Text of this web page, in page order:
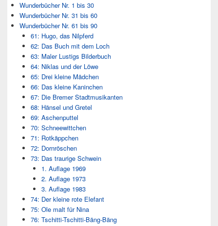
Wunderbücher Nr. 1 bis 30
Wunderbücher Nr. 31 bis 60
Wunderbücher Nr. 61 bis 90
61: Hugo, das Nilpferd
62: Das Buch mit dem Loch
63: Maler Lustigs Bilderbuch
64: Niklas und der Löwe
65: Drei kleine Mädchen
66: Das kleine Kaninchen
67: Die Bremer Stadtmusikanten
68: Hänsel und Gretel
69: Aschenputtel
70: Schneewittchen
71: Rotkäppchen
72: Dornröschen
73: Das traurige Schwein
1. Auflage 1969
2. Auflage 1973
3. Auflage 1983
74: Der kleine rote Elefant
75: Ole malt für Nina
76: Tschitti-Tschitti-Bäng-Bäng